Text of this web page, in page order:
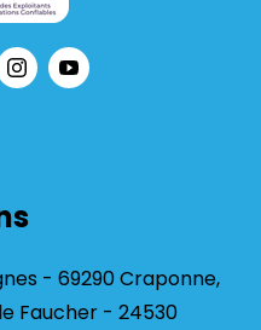
- 69290 Craponne,
Faucher - 24530